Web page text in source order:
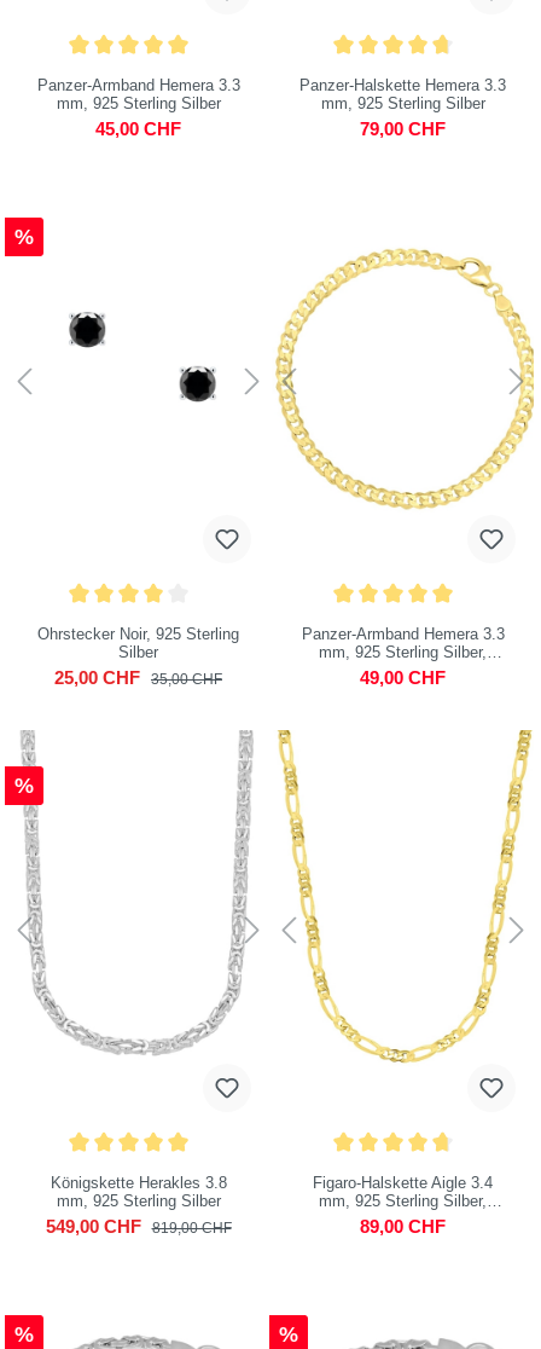
Panzer-Armband Hemera 3.3
mm, 925 Sterling Silber
45,00 CHF
Panzer-Halskette Hemera 3.3
mm, 925 Sterling Silber
79,00 CHF
%
Ohrstecker Noir, 925 Sterling
Silber
25,00 CHF 35,00 CHF
Panzer-Armband Hemera 3.3
mm, 925 Sterling Silber,
vergoldet
49,00 CHF
%
Königskette Herakles 3.8
mm, 925 Sterling Silber
549,00 CHF 819,00 CHF
Figaro-Halskette Aigle 3.4
mm, 925 Sterling Silber,
vergoldet
89,00 CHF
% %